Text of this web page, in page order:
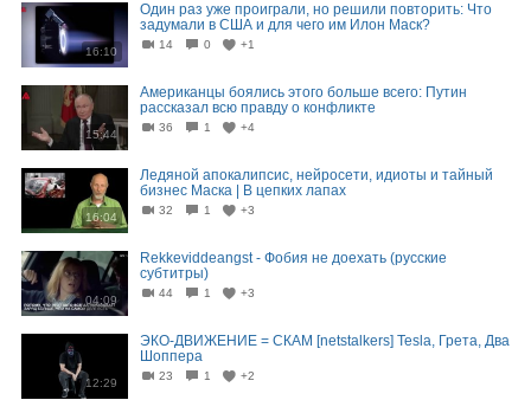
16:10
Один раз уже проиграли, но решили повторить: Что
задумали в США и для чего им Илон Маск?
14 0 +1
15:44
Американцы боялись этого больше всего: Путин
рассказал всю правду о конфликте
36 1 +4
16:04
Ледяной апокалипсис, нейросети, идиоты и тайный
бизнес Маска | В цепких лапах
32 1 +3
04:09
Rekkeviddeangst - Фобия не доехать (русские
субтитры)
44 1 +3
12:29
ЭКО-ДВИЖЕНИЕ = СКАМ [netstalkers] Tesla, Грета, Два
Шоппера
23 1 +2